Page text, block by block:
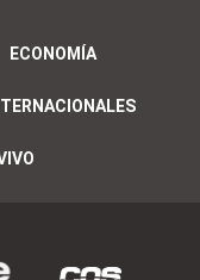
ECONOMÍA